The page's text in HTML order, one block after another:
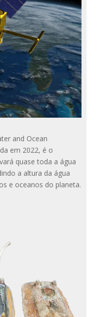
and Ocean
em 2022, é o
quase toda a água
a altura da água
e oceanos do planeta.